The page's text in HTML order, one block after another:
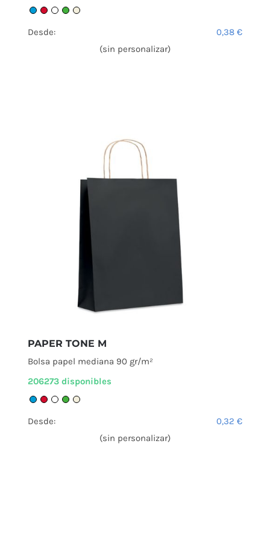
Desde: 0,38 €
(sin personalizar)
PAPER TONE M
Bolsa papel mediana 90 gr/m²
206273 disponibles
Desde: 0,32 €
(sin personalizar)